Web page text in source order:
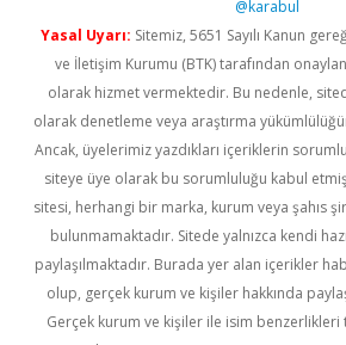
@karabul
Yasal Uyarı: Sitemiz, 5651 Sayılı Kanun
ve İletişim Kurumu (BTK) tarafından
olarak hizmet vermektedir. Bu nedenle,
olarak denetleme veya araştırma
Ancak, üyelerimiz yazdıkları içeriklerin
siteye üye olarak bu sorumluluğu kabul
sitesi, herhangi bir marka, kurum veya şahıs
bulunmamaktadır. Sitede yalnızca kendi
paylaşılmaktadır. Burada yer alan içerikler
olup, gerçek kurum ve kişiler hakkında
Gerçek kurum ve kişiler ile isim